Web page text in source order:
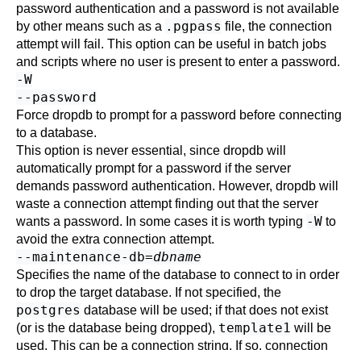
password authentication and a password is not available
by other means such as a .pgpass file, the connection
attempt will fail. This option can be useful in batch jobs
and scripts where no user is present to enter a password.
-W
--password
Force dropdb to prompt for a password before connecting
to a database.
This option is never essential, since dropdb will
automatically prompt for a password if the server
demands password authentication. However, dropdb will
waste a connection attempt finding out that the server
wants a password. In some cases it is worth typing -W to
avoid the extra connection attempt.
--maintenance-db=dbname
Specifies the name of the database to connect to in order
to drop the target database. If not specified, the
postgres database will be used; if that does not exist
(or is the database being dropped), template1 will be
used. This can be a connection string. If so, connection